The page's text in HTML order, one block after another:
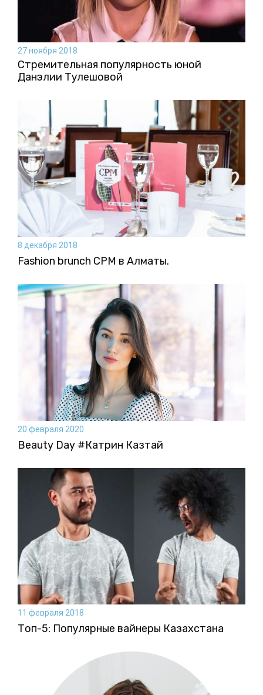
27 ноября 2018
Стремительная популярность юной
Данэлии Тулешовой
8 декабря 2018
Fashion brunch CPM в Алматы.
20 февраля 2020
Beauty Day #Катрин Казтай
11 февраля 2018
Топ-5: Популярные вайнеры Казахстана